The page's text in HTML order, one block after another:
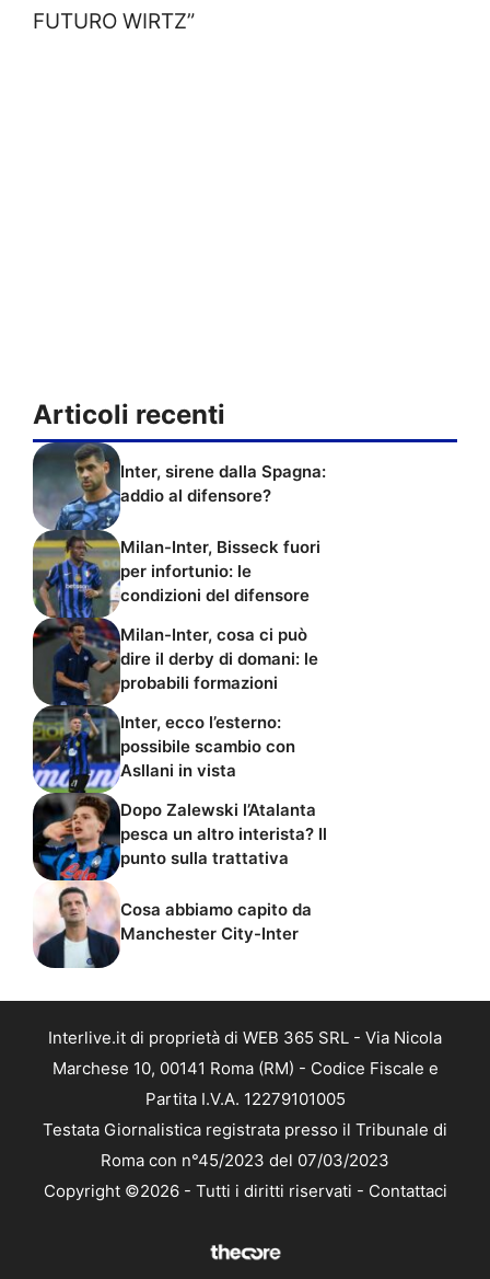
FUTURO WIRTZ”
Articoli recenti
Inter, sirene dalla Spagna:
addio al difensore?
Milan-Inter, Bisseck fuori
per infortunio: le
condizioni del difensore
Milan-Inter, cosa ci può
dire il derby di domani: le
probabili formazioni
Inter, ecco l’esterno:
possibile scambio con
Asllani in vista
Dopo Zalewski l’Atalanta
pesca un altro interista? Il
punto sulla trattativa
Cosa abbiamo capito da
Manchester City-Inter
Interlive.it di proprietà di WEB 365 SRL - Via Nicola
Marchese 10, 00141 Roma (RM) - Codice Fiscale e
Partita I.V.A. 12279101005
Testata Giornalistica registrata presso il Tribunale di
Roma con n°45/2023 del 07/03/2023
Copyright ©2026 - Tutti i diritti riservati - Contattaci